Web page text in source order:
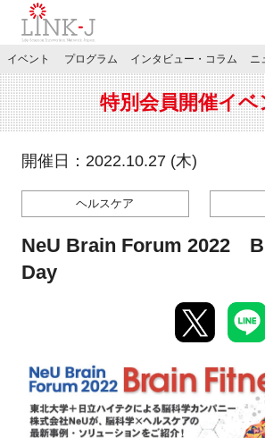
JP／EN
特別会員専用メニュー
施設ご予約
マイページ
新規登録
イベント プログラム インタビュー・コラム ニ
特別会員開催イベ
開催日：2022.10.27 (木)
ヘルスケア
NeU Brain Forum 2022
Day